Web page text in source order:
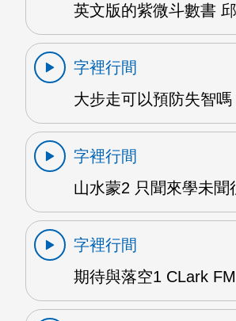
英文版的紫微斗數書
字裡行間
大步走可以預防失智
字裡行間
山水蒙2 只聞來學未聞
字裡行間
期待與落空1 CLark